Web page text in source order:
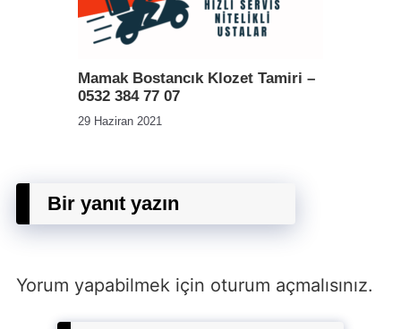
Mamak Bostancık Klozet Tamiri –
0532 384 77 07
29 Haziran 2021
Bir yanıt yazın
Yorum yapabilmek için oturum açmalısınız.